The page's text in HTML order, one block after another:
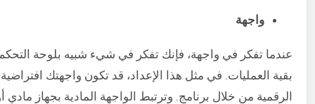
واجهة
عندما تفكر في واجهة، فإنك تفكر في شيء شبيه بلوحة
بقية العمليات. في مثل هذا الإعداد، قد تكون واجهتك
الرقمية من خلال برنامج. وترتبط الواجهة المادية بجهاز